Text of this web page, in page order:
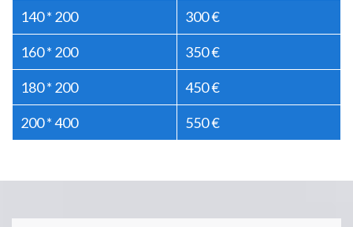
140 * 200 300 €
160 * 200 350 €
180 * 200 450 €
200 * 400 550 €